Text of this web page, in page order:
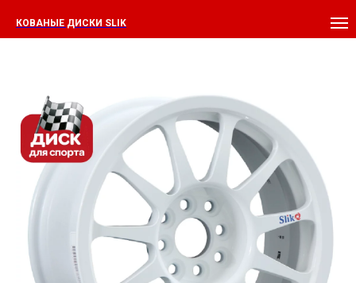
КОВАНЫЕ ДИСКИ SLIK